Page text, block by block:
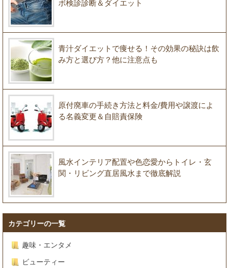
ボ検診診断＆ダイエット
青汁ダイエットで痩せる！その効果の秘訣は飲
み方と選び方？他に注意点も
原付廃車の手続き方法と料金/費用や譲渡によ
る名義変更＆自賠責保険
風水インテリア配置や色恋愛からトイレ・玄
関・リビング直居風水まで徹底解説
カテゴリーの一覧
趣味・エンタメ
ビューティー